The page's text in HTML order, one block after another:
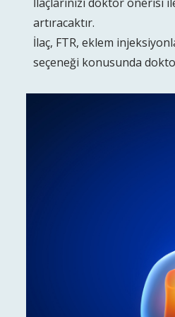
artıracaktır.
İlaç, FTR, eklem
seçeneği konusunda